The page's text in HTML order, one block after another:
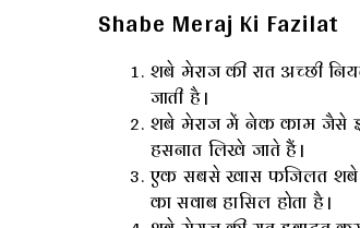
Shabe Meraj Ki Fazilat
शबे मेराज की रात अच्छी
जाती है।
शबे मेराज में नेक काम जैसे‌
हसनात लिखे जाते हैं।
एक सबसे खास फजिलत शबे
का सवाब हासिल होता है।